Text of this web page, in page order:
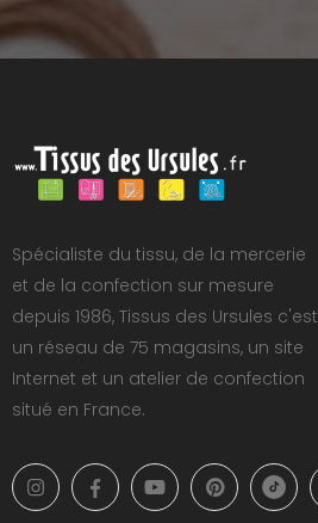
Spécialiste du tissu, de la mercerie
et de la confection sur mesure
depuis 1986, Tissus des Ursules c'est
un réseau de 75 magasins, un site
Internet et un atelier de confection
situé en France.